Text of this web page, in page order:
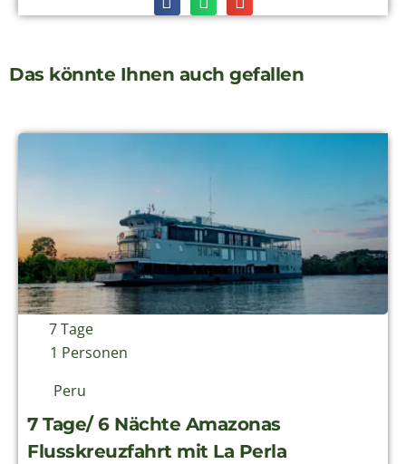
Das könnte Ihnen auch gefallen
7 Tage
1 Personen
Peru
7 Tage/ 6 Nächte Amazonas
Flusskreuzfahrt mit La Perla